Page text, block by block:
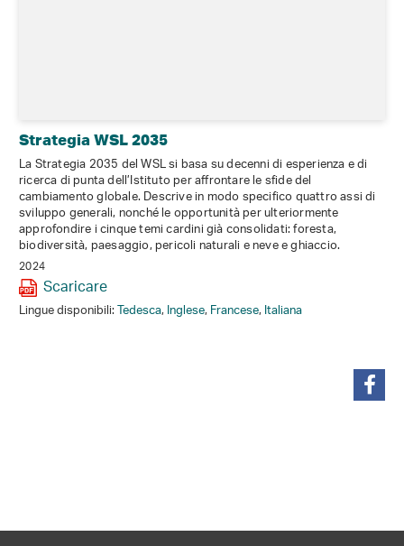
Strategia WSL 2035
La Strategia 2035 del WSL si basa su decenni di esperienza e di
ricerca di punta dell’Istituto per affrontare le sfide del
cambiamento globale. Descrive in modo specifico quattro assi di
sviluppo generali, nonché le opportunità per ulteriormente
approfondire i cinque temi cardini già consolidati: foresta,
biodiversità, paesaggio, pericoli naturali e neve e ghiaccio.
2024
Scaricare
Lingue disponibili:Tedesca,Inglese,Francese,Italiana